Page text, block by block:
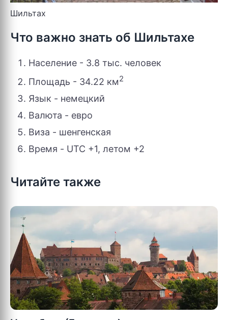
Шильтах
Что важно знать об Шильтахе
Население - 3.8 тыс. человек
Площадь - 34.22 км2
Язык - немецкий
Валюта - евро
Виза - шенгенская
Время - UTC +1, летом +2
Читайте также